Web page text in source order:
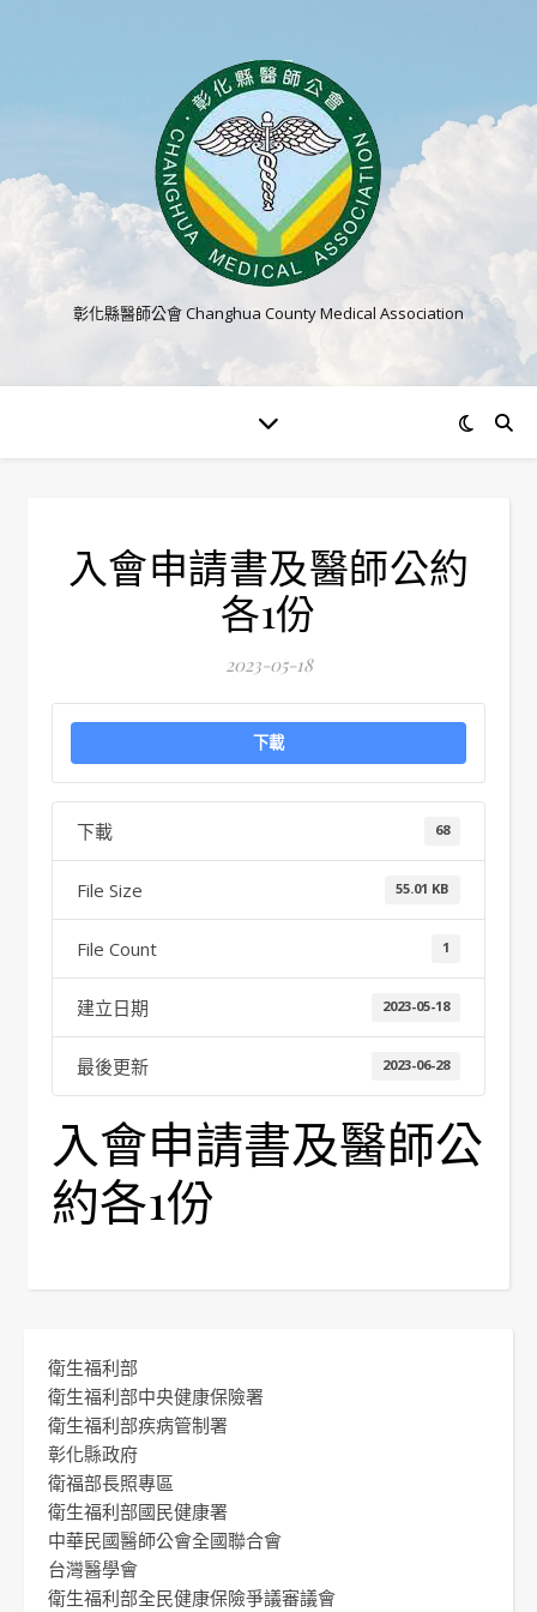
彰化縣醫師公會 Changhua County Medical Association
入會申請書及醫師公約
各1份
2023-05-18
下載
下載 68
File Size 55.01 KB
File Count 1
建立日期 2023-05-18
最後更新 2023-06-28
入會申請書及醫師公
約各1份
衛生福利部
衛生福利部中央健康保險署
衛生福利部疾病管制署
彰化縣政府
衛福部長照專區
衛生福利部國民健康署
中華民國醫師公會全國聯合會
台灣醫學會
衛生福利部全民健康保險爭議審議會